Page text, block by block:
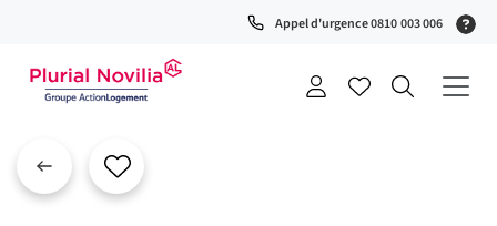
Appel d'urgence 0810 003 006